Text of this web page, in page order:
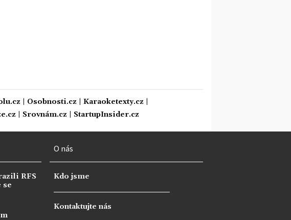
Osobnosti.cz Karaoketexty.cz
Srovnám.cz StartupInsider.cz
RFS
se
O nás
Kdo jsme
Kontaktujte nás